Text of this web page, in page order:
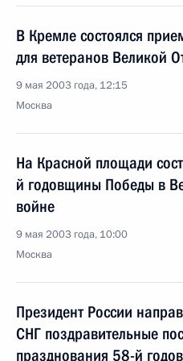
В Кремле состоялся
для ветеранов Великой
9 мая 2003 года, 12:15
Москва
На Красной площади
й годовщины Победы в
войне
9 мая 2003 года, 10:00
Москва
Президент России
СНГ поздравительные
празднования 58-й